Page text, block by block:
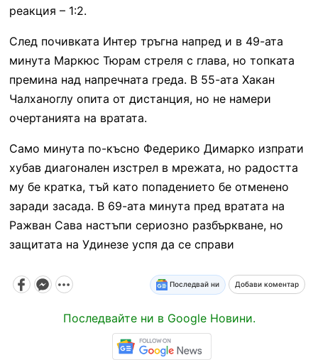
реакция – 1:2.
След почивката Интер тръгна напред и в 49-ата
минута Маркюс Тюрам стреля с глава, но топката
премина над напречната греда. В 55-ата Хакан
Чалханоглу опита от дистанция, но не намери
очертанията на вратата.
Само минута по-късно Федерико Димарко изпрати
хубав диагонален изстрел в мрежата, но радостта
му бе кратка, тъй като попадението бе отменено
заради засада. В 69-ата минута пред вратата на
Ражван Сава настъпи сериозно разбъркване, но
защитата на Удинезе успя да се справи
Последвай ни Добави коментар
Последвайте ни в Google Новини.